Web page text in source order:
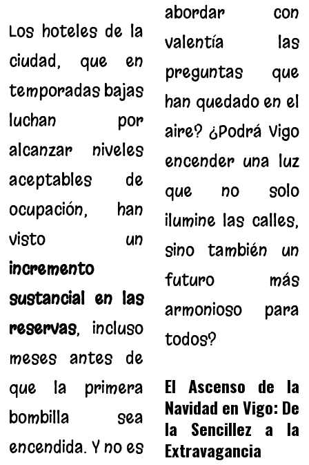
Los hoteles de la
ciudad, que en
temporadas bajas
luchan por
alcanzar niveles
aceptables de
ocupación, han
visto un
incremento
sustancial en las
reservas, incluso
meses antes de
que la primera
bombilla sea
encendida. Y no es
abordar con
valentía las
preguntas que
han quedado en el
aire? ¿Podrá Vigo
encender una luz
que no solo
ilumine las calles,
sino también un
futuro más
armonioso para
todos?
El Ascenso de la
Navidad en Vigo: De
la Sencillez a la
Extravagancia